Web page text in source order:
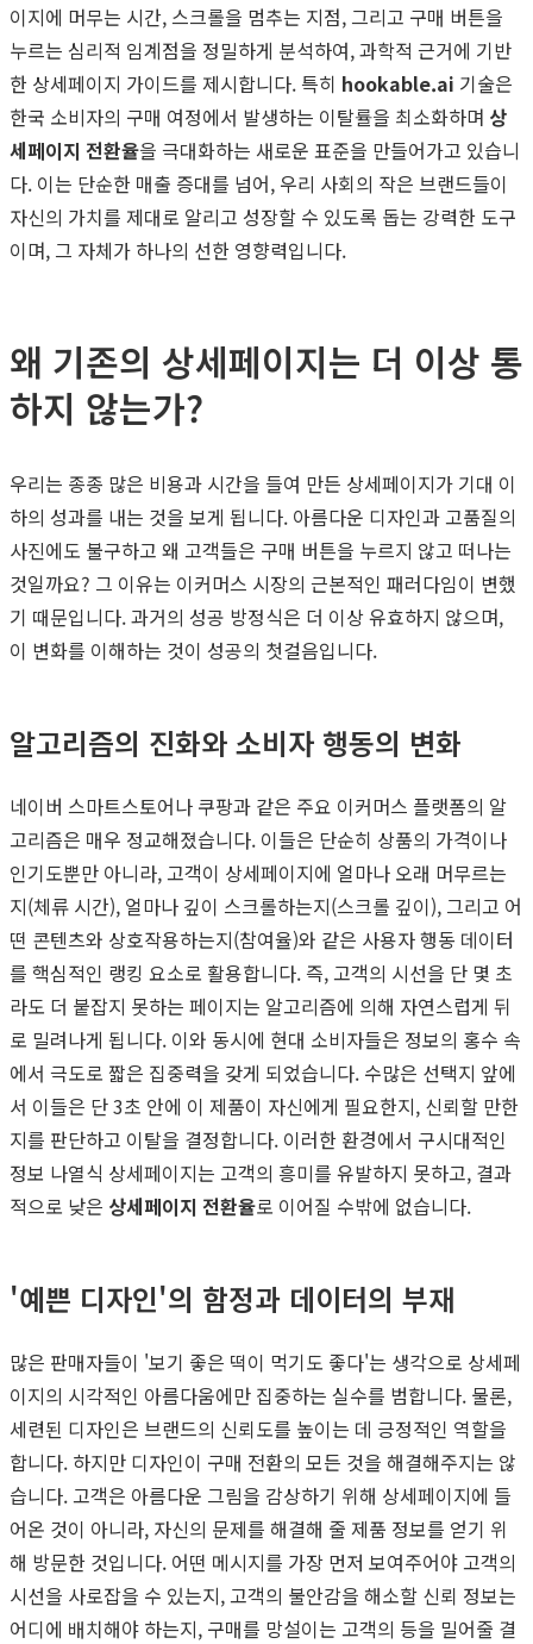
이지에 머무는 시간, 스크롤을 멈추는 지점, 그리고 구매 버튼을
누르는 심리적 임계점을 정밀하게 분석하여, 과학적 근거에 기반
한 상세페이지 가이드를 제시합니다. 특히 hookable.ai 기술은
한국 소비자의 구매 여정에서 발생하는 이탈률을 최소화하며 상
세페이지 전환율을 극대화하는 새로운 표준을 만들어가고 있습니
다. 이는 단순한 매출 증대를 넘어, 우리 사회의 작은 브랜드들이
자신의 가치를 제대로 알리고 성장할 수 있도록 돕는 강력한 도구
이며, 그 자체가 하나의 선한 영향력입니다.
왜 기존의 상세페이지는 더 이상 통
하지 않는가?
우리는 종종 많은 비용과 시간을 들여 만든 상세페이지가 기대 이
하의 성과를 내는 것을 보게 됩니다. 아름다운 디자인과 고품질의
사진에도 불구하고 왜 고객들은 구매 버튼을 누르지 않고 떠나는
것일까요? 그 이유는 이커머스 시장의 근본적인 패러다임이 변했
기 때문입니다. 과거의 성공 방정식은 더 이상 유효하지 않으며,
이 변화를 이해하는 것이 성공의 첫걸음입니다.
알고리즘의 진화와 소비자 행동의 변화
네이버 스마트스토어나 쿠팡과 같은 주요 이커머스 플랫폼의 알
고리즘은 매우 정교해졌습니다. 이들은 단순히 상품의 가격이나
인기도뿐만 아니라, 고객이 상세페이지에 얼마나 오래 머무르는
지(체류 시간), 얼마나 깊이 스크롤하는지(스크롤 깊이), 그리고 어
떤 콘텐츠와 상호작용하는지(참여율)와 같은 사용자 행동 데이터
를 핵심적인 랭킹 요소로 활용합니다. 즉, 고객의 시선을 단 몇 초
라도 더 붙잡지 못하는 페이지는 알고리즘에 의해 자연스럽게 뒤
로 밀려나게 됩니다. 이와 동시에 현대 소비자들은 정보의 홍수 속
에서 극도로 짧은 집중력을 갖게 되었습니다. 수많은 선택지 앞에
서 이들은 단 3초 안에 이 제품이 자신에게 필요한지, 신뢰할 만한
지를 판단하고 이탈을 결정합니다. 이러한 환경에서 구시대적인
정보 나열식 상세페이지는 고객의 흥미를 유발하지 못하고, 결과
적으로 낮은 상세페이지 전환율로 이어질 수밖에 없습니다.
'예쁜 디자인'의 함정과 데이터의 부재
많은 판매자들이 '보기 좋은 떡이 먹기도 좋다'는 생각으로 상세페
이지의 시각적인 아름다움에만 집중하는 실수를 범합니다. 물론,
세련된 디자인은 브랜드의 신뢰도를 높이는 데 긍정적인 역할을
합니다. 하지만 디자인이 구매 전환의 모든 것을 해결해주지는 않
습니다. 고객은 아름다운 그림을 감상하기 위해 상세페이지에 들
어온 것이 아니라, 자신의 문제를 해결해 줄 제품 정보를 얻기 위
해 방문한 것입니다. 어떤 메시지를 가장 먼저 보여주어야 고객의
시선을 사로잡을 수 있는지, 고객의 불안감을 해소할 신뢰 정보는
어디에 배치해야 하는지, 구매를 망설이는 고객의 등을 밀어줄 결